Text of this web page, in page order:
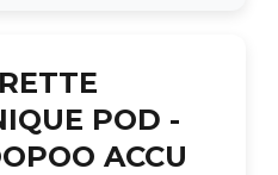
POD -
ACCU